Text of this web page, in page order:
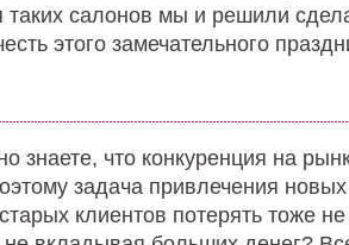
таких салонов мы и решили
этого замечательного
знаете, что конкуренция на
задача привлечения
клиентов потерять тоже